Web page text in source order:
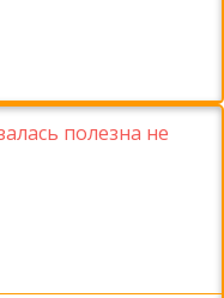
полезна не